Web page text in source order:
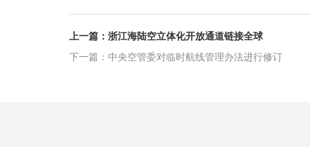
上一篇：浙江海陆空立体化开放通道链接全球
下一篇：中央空管委对临时航线管理办法进行修订